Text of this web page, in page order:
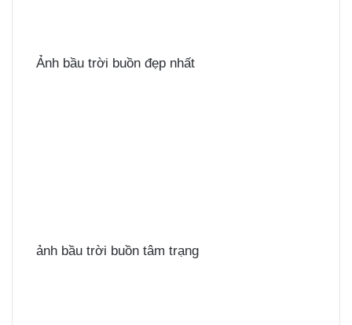
Ảnh bầu trời buồn đẹp nhất
ảnh bầu trời buồn tâm trạng